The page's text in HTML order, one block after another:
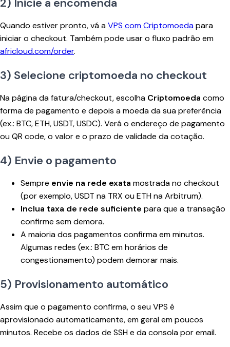
Quando estiver pronto, vá aVPS com Criptomoedapara
iniciar o checkout. Também pode usar o fluxo padrão em
africloud.com/order.
3) Selecione criptomoeda no checkout
Na página da fatura/checkout, escolha Criptomoeda como
forma de pagamento e depois a moeda da sua preferência
(ex.: BTC, ETH, USDT, USDC). Verá o endereço de pagamento
ou QR code, o valor e o prazo de validade da cotação.
4) Envie o pagamento
Sempre envie na rede exata mostrada no checkout
(por exemplo, USDT na TRX ou ETH na Arbitrum).
Inclua taxa de rede suficiente para que a transação
confirme sem demora.
A maioria dos pagamentos confirma em minutos.
Algumas redes (ex.: BTC em horários de
congestionamento) podem demorar mais.
5) Provisionamento automático
Assim que o pagamento confirma, o seu VPS é
aprovisionado automaticamente, em geral em poucos
minutos. Recebe os dados de SSH e da consola por email.